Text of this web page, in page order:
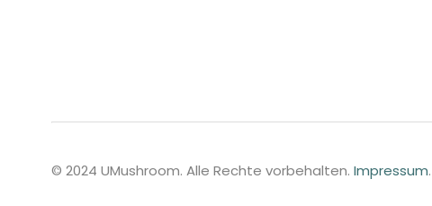
© 2024 UMushroom. Alle Rechte vorbehalten. Impressum.